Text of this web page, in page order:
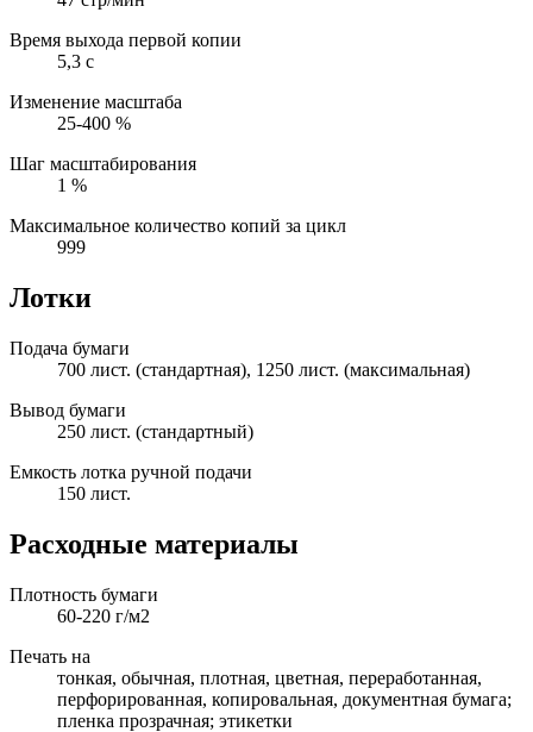
Время выхода первой копии
5,3 с
Изменение масштаба
25-400 %
Шаг масштабирования
1 %
Максимальное количество копий за цикл
999
Лотки
Подача бумаги
700 лист. (стандартная), 1250 лист. (максимальная)
Вывод бумаги
250 лист. (стандартный)
Емкость лотка ручной подачи
150 лист.
Расходные материалы
Плотность бумаги
60-220 г/м2
Печать на
тонкая, обычная, плотная, цветная, переработанная,
перфорированная, копировальная, документная бумага;
пленка прозрачная; этикетки